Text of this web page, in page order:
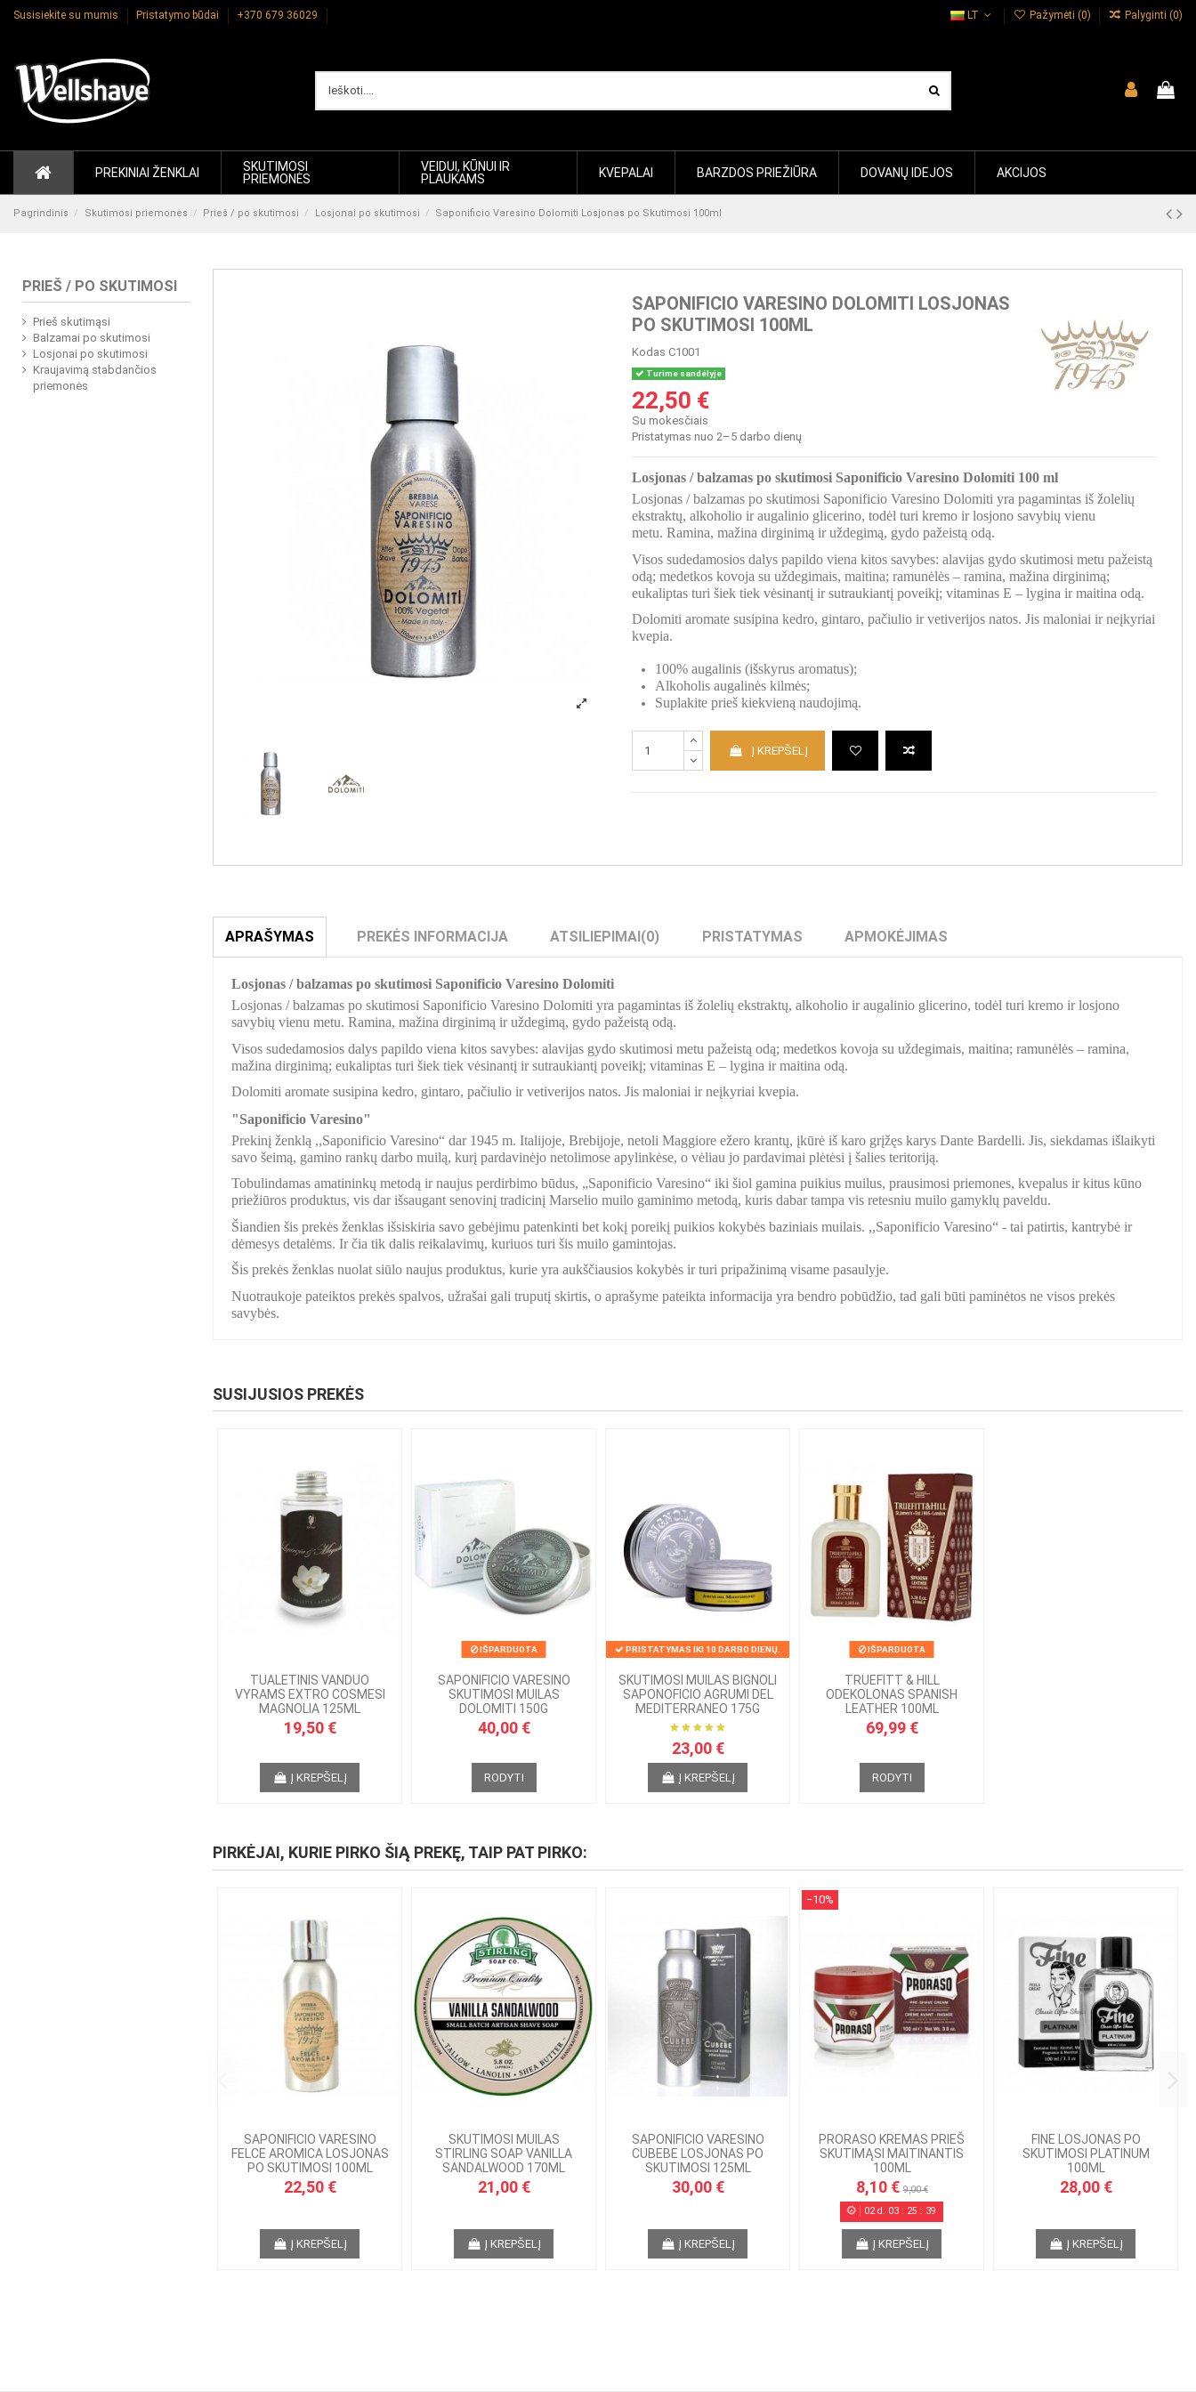
Susisiekite su mumis Pristatymo būdai +370 679 36029 LT Pažymėti (0) Palyginti (0)
PREKINIAI ŽENKLAI
SKUTIMOSI
PRIEMONĖS
VEIDUI, KŪNUI IR
PLAUKAMS
KVEPALAI BARZDOS PRIEŽIŪRA DOVANŲ IDEJOS AKCIJOS
Pagrindinis Skutimosi priemonės Prieš / po skutimosi Losjonai po skutimosi Saponificio Varesino Dolomiti Losjonas po Skutimosi 100ml
SAPONIFICIO VARESINO DOLOMITI LOSJONAS
PO SKUTIMOSI 100ML
Kodas C1001
Turime sandėlyje
22,50 €
Su mokesčiais
Pristatymas nuo 2–5 darbo dienų
Losjonas / balzamas po skutimosi Saponificio Varesino Dolomiti 100 ml
Losjonas / balzamas po skutimosi Saponificio Varesino Dolomiti yra pagamintas iš žolelių
ekstraktų, alkoholio ir augalinio glicerino, todėl turi kremo ir losjono savybių vienu
metu. Ramina, mažina dirginimą ir uždegimą, gydo pažeistą odą.
Visos sudedamosios dalys papildo viena kitos savybes: alavijas gydo skutimosi metu pažeistą
odą; medetkos kovoja su uždegimais, maitina; ramunėlės – ramina, mažina dirginimą;
eukaliptas turi šiek tiek vėsinantį ir sutraukiantį poveikį; vitaminas E – lygina ir maitina odą.
Dolomiti aromate susipina kedro, gintaro, pačiulio ir vetiverijos natos. Jis maloniai ir neįkyriai
kvepia.
100% augalinis (išskyrus aromatus);
Alkoholis augalinės kilmės;
Suplakite prieš kiekvieną naudojimą.
Į KREPŠELĮ
APRAŠYMAS PREKĖS INFORMACIJA ATSILIEPIMAI (0) PRISTATYMAS APMOKĖJIMAS
Losjonas / balzamas po skutimosi Saponificio Varesino Dolomiti
Losjonas / balzamas po skutimosi Saponificio Varesino Dolomiti yra pagamintas iš žolelių ekstraktų, alkoholio ir augalinio glicerino, todėl turi kremo ir losjono
savybių vienu metu. Ramina, mažina dirginimą ir uždegimą, gydo pažeistą odą.
Visos sudedamosios dalys papildo viena kitos savybes: alavijas gydo skutimosi metu pažeistą odą; medetkos kovoja su uždegimais, maitina; ramunėlės – ramina,
mažina dirginimą; eukaliptas turi šiek tiek vėsinantį ir sutraukiantį poveikį; vitaminas E – lygina ir maitina odą.
Dolomiti aromate susipina kedro, gintaro, pačiulio ir vetiverijos natos. Jis maloniai ir neįkyriai kvepia.
"Saponificio Varesino"
Prekinį ženklą ,,Saponificio Varesino“ dar 1945 m. Italijoje, Brebijoje, netoli Maggiore ežero krantų, įkūrė iš karo grįžęs karys Dante Bardelli. Jis, siekdamas išlaikyti
savo šeimą, gamino rankų darbo muilą, kurį pardavinėjo netolimose apylinkėse, o vėliau jo pardavimai plėtėsi į šalies teritoriją.
Tobulindamas amatininkų metodą ir naujus perdirbimo būdus, „Saponificio Varesino“ iki šiol gamina puikius muilus, prausimosi priemones, kvepalus ir kitus kūno
priežiūros produktus, vis dar išsaugant senovinį tradicinį Marselio muilo gaminimo metodą, kuris dabar tampa vis retesniu muilo gamyklų paveldu.
Šiandien šis prekės ženklas išsiskiria savo gebėjimu patenkinti bet kokį poreikį puikios kokybės baziniais muilais. ,,Saponificio Varesino“ - tai patirtis, kantrybė ir
dėmesys detalėms. Ir čia tik dalis reikalavimų, kuriuos turi šis muilo gamintojas.
Šis prekės ženklas nuolat siūlo naujus produktus, kurie yra aukščiausios kokybės ir turi pripažinimą visame pasaulyje.
Nuotraukoje pateiktos prekės spalvos, užrašai gali truputį skirtis, o aprašyme pateikta informacija yra bendro pobūdžio, tad gali būti paminėtos ne visos prekės
savybės.
SUSIJUSIOS PREKĖS
TUALETINIS VANDUO
VYRAMS EXTRO COSMESI
MAGNOLIA 125ML
19,50 €
Į KREPŠELĮ
IŠPARDUOTA
SAPONIFICIO VARESINO
SKUTIMOSI MUILAS
DOLOMITI 150G
40,00 €
RODYTI
PRISTATYMAS IKI 10 DARBO DIENŲ.
SKUTIMOSI MUILAS BIGNOLI
SAPONOFICIO AGRUMI DEL
MEDITERRANEO 175G
23,00 €
Į KREPŠELĮ
IŠPARDUOTA
TRUEFITT & HILL
ODEKOLONAS SPANISH
LEATHER 100ML
69,99 €
RODYTI
PIRKĖJAI, KURIE PIRKO ŠIĄ PREKĘ, TAIP PAT PIRKO:
SAPONIFICIO VARESINO
FELCE AROMICA LOSJONAS
PO SKUTIMOSI 100ML
22,50 €
Į KREPŠELĮ
SKUTIMOSI MUILAS
STIRLING SOAP VANILLA
SANDALWOOD 170ML
21,00 €
Į KREPŠELĮ
SAPONIFICIO VARESINO
CUBEBE LOSJONAS PO
SKUTIMOSI 125ML
30,00 €
Į KREPŠELĮ
−10%
PRORASO KREMAS PRIEŠ
SKUTIMĄSI MAITINANTIS
100ML
8,10 €9,00 €
02d. 03 : 25 : 38
Į KREPŠELĮ
FINE LOSJONAS PO
SKUTIMOSI PLATINUM
100ML
28,00 €
Į KREPŠELĮ
PRIEŠ / PO SKUTIMOSI
Prieš skutimąsi
Balzamai po skutimosi
Losjonai po skutimosi
Kraujavimą stabdančios
priemonės